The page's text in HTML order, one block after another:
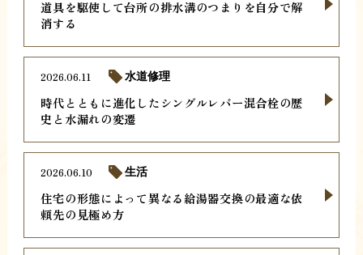
道具を駆使して台所の排水溝のつまりを自分で解
消する
時代とともに進化したシングルレバー混合栓の歴
史と水漏れの変遷
2026.06.11 水道修理
住宅の形態によって異なる給湯器交換の最適な依
頼先の見極め方
2026.06.10 生活